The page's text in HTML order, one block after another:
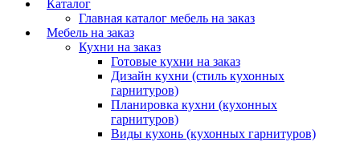
Каталог
Главная каталог мебель на заказ
Мебель на заказ
Кухни на заказ
Готовые кухни на заказ
Дизайн кухни (стиль кухонных
гарнитуров)
Планировка кухни (кухонных
гарнитуров)
Виды кухонь (кухонных гарнитуров)